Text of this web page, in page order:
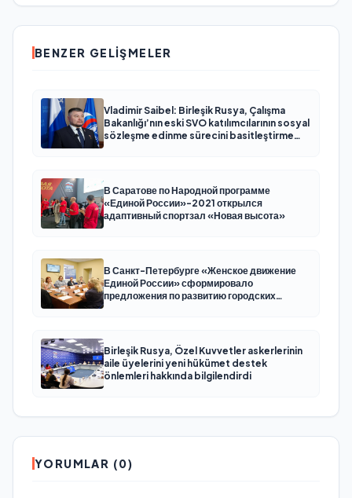
BENZER GELIŞMELER
Vladimir Saibel: Birleşik Rusya, Çalışma
Bakanlığı’nın eski SVO katılımcılarının sosyal
sözleşme edinme sürecini basitleştirme
В Саратове по Народной программе
«Единой России»-2021 открылся
адаптивный спортзал «Новая высота»
В Санкт-Петербурге «Женское движение
Единой России» сформировало
предложения по развитию городских
Birleşik Rusya, Özel Kuvvetler askerlerinin
aile üyelerini yeni hükümet destek
önlemleri hakkında bilgilendirdi
YORUMLAR (0)